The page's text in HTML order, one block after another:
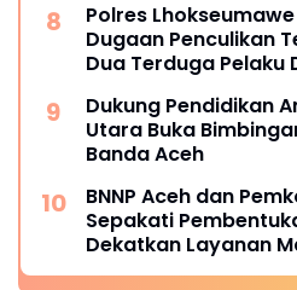
Polres
Dugaan Penculikan
Dua Terduga Pelaku
Dukung Pendidikan
Utara Buka
Banda Aceh
BNNP Aceh dan
Sepakati
Dekatkan Layanan